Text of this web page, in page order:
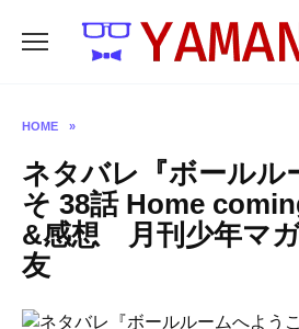
HOME »
ネタバレ『ボールル
そ 38話 Home
&感想 月刊少年マ
友